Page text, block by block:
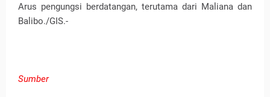
Arus pengungsi berdatangan, terutama dari Maliana dan
Balibo./GIS.-
Sumber